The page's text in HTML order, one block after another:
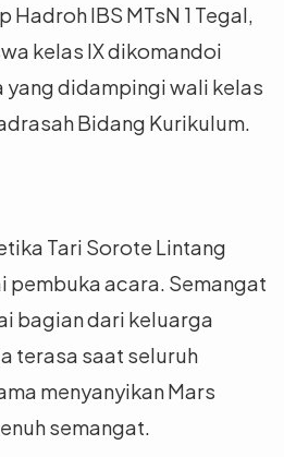
IBS MTsN 1 Tegal,
kelas IX dikomandoi
yang didampingi wali kelas
Bidang Kurikulum.
Tari Sorote Lintang
acara. Semangat
bagian dari keluarga
terasa saat seluruh
menyanyikan Mars
semangat.